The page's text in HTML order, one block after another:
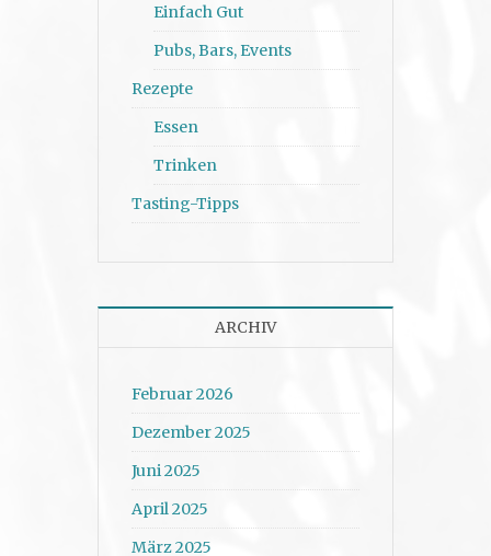
Einfach Gut
Pubs, Bars, Events
Rezepte
Essen
Trinken
Tasting-Tipps
ARCHIV
Februar 2026
Dezember 2025
Juni 2025
April 2025
März 2025